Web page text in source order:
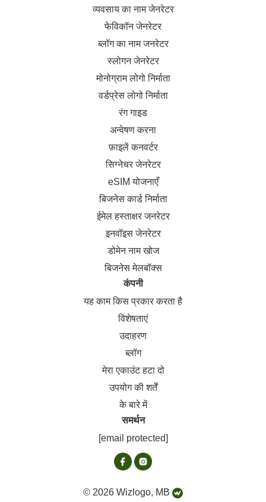
व्यवसाय का नाम जेनरेटर
फेविकॉन जेनरेटर
ब्लॉग का नाम जनरेटर
स्लोगन जेनरेटर
मोनोग्राम लोगो निर्माता
वर्डप्रेस लोगो निर्माता
रंग गाइड
अन्वेषण करना
फ़ाइलें कनवर्टर
सिग्नेचर जेनरेटर
eSIM योजनाएँ
बिजनेस कार्ड निर्माता
ईमेल हस्ताक्षर जनरेटर
इनवॉइस जेनरेटर
डोमेन नाम खोज
बिजनेस मेलबॉक्स
कंपनी
यह काम किस प्रकार करता है
विशेषताएं
उदाहरण
ब्लॉग
मेरा एकाउंट हटा दो
उपयोग की शर्तें
के बारे में
समर्थन
[email protected]
© 2026 Wizlogo, MB